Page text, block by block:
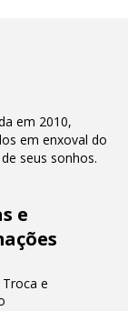
em 2010,
em enxoval do
seus sonhos.
e
e